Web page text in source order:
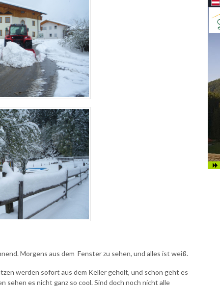
Morgens aus dem Fenster zu sehen, und alles ist weiß.
werden sofort aus dem Keller geholt, und schon geht es
sehen es nicht ganz so cool. Sind doch noch nicht alle